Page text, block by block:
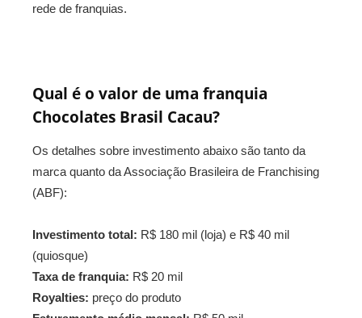
rede de franquias.
Qual é o valor de uma franquia
Chocolates Brasil Cacau?
Os detalhes sobre investimento abaixo são tanto da
marca quanto da Associação Brasileira de Franchising
(ABF):
Investimento total: R$ 180 mil (loja) e R$ 40 mil
(quiosque)
Taxa de franquia: R$ 20 mil
Royalties: preço do produto